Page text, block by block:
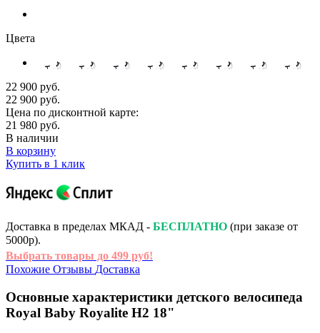
Цвета
22 900 руб.
22 900 руб.
Цена по дисконтной карте:
21 980 руб.
В наличии
В корзину
Купить в 1 клик
Доставка в пределах МКАД - БЕСПЛАТНО (при заказе от
5000р).
Выбрать товары до 499 руб!
Похожие Отзывы Доставка
Основные характеристики детского велосипеда
Royal Baby Royalite H2 18"